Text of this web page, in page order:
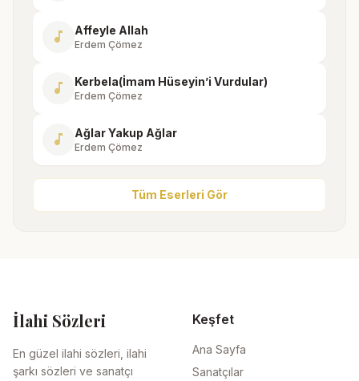
music_note Affeyle Allah
Erdem Çömez
music_note Kerbela(İmam Hüseyin’i Vurdular)
Erdem Çömez
music_note Ağlar Yakup Ağlar
Erdem Çömez
Tüm Eserleri Gör
İlahi Sözleri
En güzel ilahi sözleri, ilahi
şarkı sözleri ve sanatçı
Keşfet
Ana Sayfa
Sanatçılar